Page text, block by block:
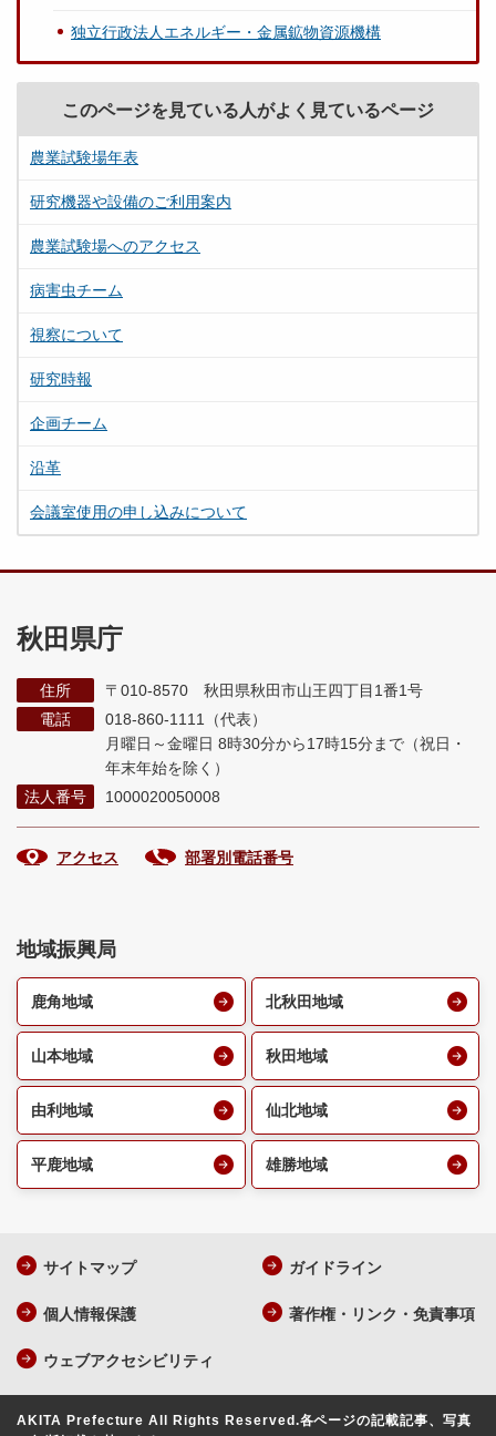
独立行政法人エネルギー・金属鉱物資源機構
このページを見ている人がよく見ているページ
農業試験場年表
研究機器や設備のご利用案内
農業試験場へのアクセス
病害虫チーム
視察について
研究時報
企画チーム
沿革
会議室使用の申し込みについて
秋田県庁
住所
〒010-8570 秋田県秋田市山王四丁目1番1号
電話
018-860-1111（代表）
月曜日～金曜日 8時30分から17時15分まで （祝日・
年末年始を除く）
法人番号
1000020050008
アクセス 部署別電話番号
地域振興局
鹿角地域 北秋田地域
山本地域 秋田地域
由利地域 仙北地域
平鹿地域 雄勝地域
サイトマップ ガイドライン
個人情報保護 著作権・リンク・免責事項
ウェブアクセシビリティ
AKITA Prefecture All Rights Reserved.各ページの記載記事、写真